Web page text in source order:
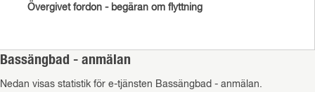
Övergivet fordon - begäran om flyttning
Bassängbad - anmälan
Nedan visas statistik för e-tjänsten Bassängbad - anmälan.